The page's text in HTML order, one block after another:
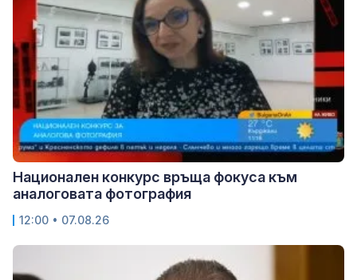
Национален конкурс връща фокуса към
аналоговата фотография
12:00 • 07.08.26